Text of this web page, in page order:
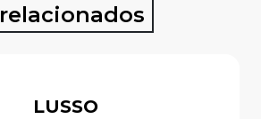
LUSSO